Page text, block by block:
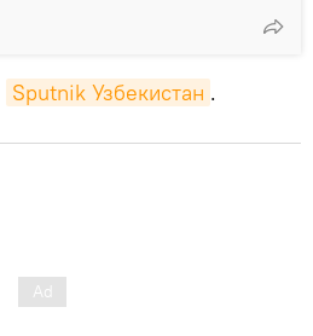
Sputnik Узбекистан .